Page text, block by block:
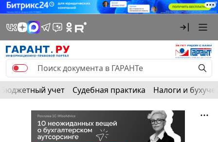
Бюджетный учет Судебная практика Налоги и